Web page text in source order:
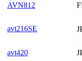
AVN812
avt216SE
avt420